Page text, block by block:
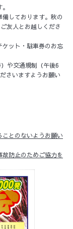
しております。秋の
友人とお越しくださ
ケット・駐車券のお忘
や交通規制（午後6
さいますようお願い
とのないようお願い
防止のためご協力を